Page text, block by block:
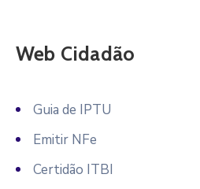
Web Cidadão
Guia de IPTU
Emitir NFe
Certidão ITBI